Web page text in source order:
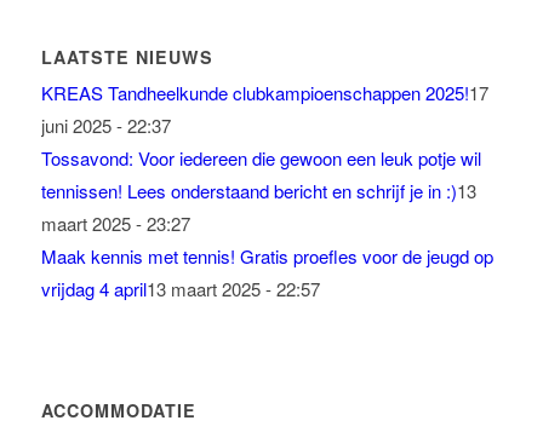
LAATSTE NIEUWS
KREAS Tandheelkunde clubkampioenschappen 2025!17
juni 2025 - 22:37
Tossavond: Voor iedereen die gewoon een leuk potje wil
tennissen! Lees onderstaand bericht en schrijf je in :)13
maart 2025 - 23:27
Maak kennis met tennis! Gratis proefles voor de jeugd op
vrijdag 4 april13 maart 2025 - 22:57
ACCOMMODATIE